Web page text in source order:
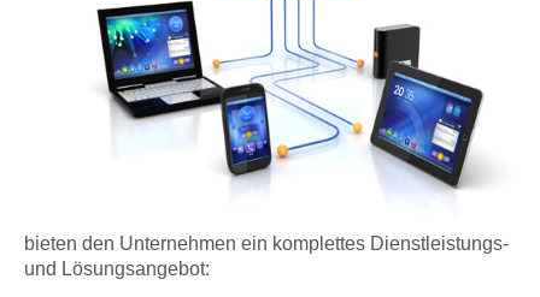
bieten den Unternehmen ein komplettes Dienstleistungs-
und Lösungsangebot: